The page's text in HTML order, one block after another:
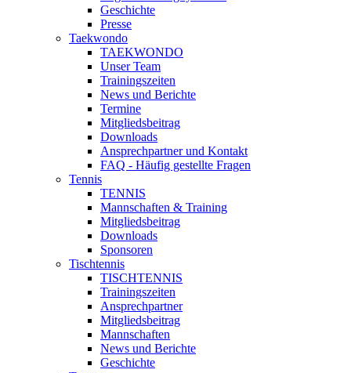
Geschichte
Presse
Taekwondo
TAEKWONDO
Unser Team
Trainingszeiten
News und Berichte
Termine
Mitgliedsbeitrag
Downloads
Ansprechpartner und Kontakt
FAQ - Häufig gestellte Fragen
Tennis
TENNIS
Mannschaften & Training
Mitgliedsbeitrag
Downloads
Sponsoren
Tischtennis
TISCHTENNIS
Trainingszeiten
Ansprechpartner
Mitgliedsbeitrag
Mannschaften
News und Berichte
Geschichte